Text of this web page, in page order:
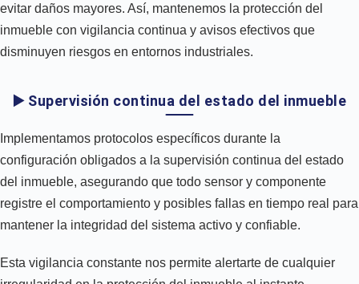
evitar daños mayores. Así, mantenemos la protección del
inmueble con vigilancia continua y avisos efectivos que
disminuyen riesgos en entornos industriales.
▶️ Supervisión continua del estado del inmueble
Implementamos protocolos específicos durante la
configuración obligados a la supervisión continua del estado
del inmueble, asegurando que todo sensor y componente
registre el comportamiento y posibles fallas en tiempo real para
mantener la integridad del sistema activo y confiable.
Esta vigilancia constante nos permite alertarte de cualquier